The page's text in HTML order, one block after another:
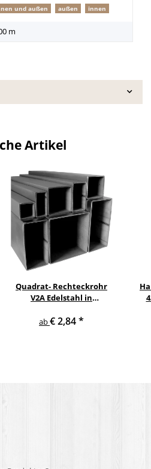
und außen außen innen
m
Artikel
Quadrat- Rechteckrohr
V2A Edelstahl in
Querschnitten und
ab€ 2,84*